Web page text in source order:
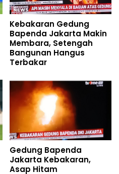
Kebakaran Gedung
Bapenda Jakarta Makin
Membara, Setengah
Bangunan Hangus
Terbakar
Gedung Bapenda
Jakarta Kebakaran,
Asap Hitam